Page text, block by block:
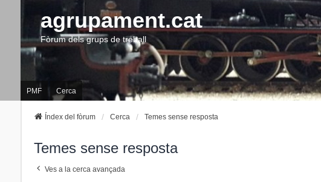
agrupament.cat
Fòrum dels grups de treball
PMF Cerca
Índex del fòrum Cerca Temes sense resposta
Temes sense resposta
Ves a la cerca avançada